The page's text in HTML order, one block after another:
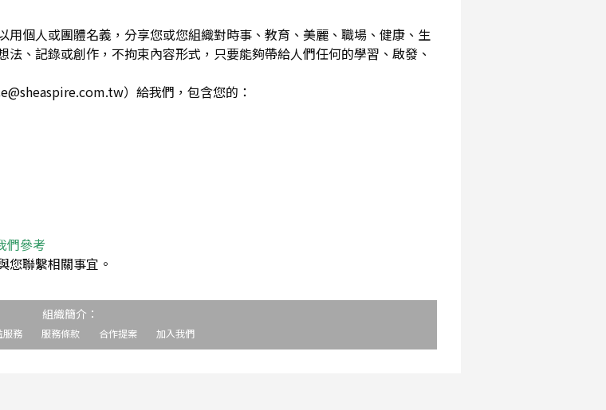
個人或團體名義，分享您或您組織對時事、教育、美麗、職場、健康、生
、記錄或創作，不拘束內容形式，只要能夠帶給人們任何的學習、啟發、
）給我們，包含您的：
們參考
您聯繫相關事宜。
組織簡介：
服務 服務條款 合作提案 加入我們